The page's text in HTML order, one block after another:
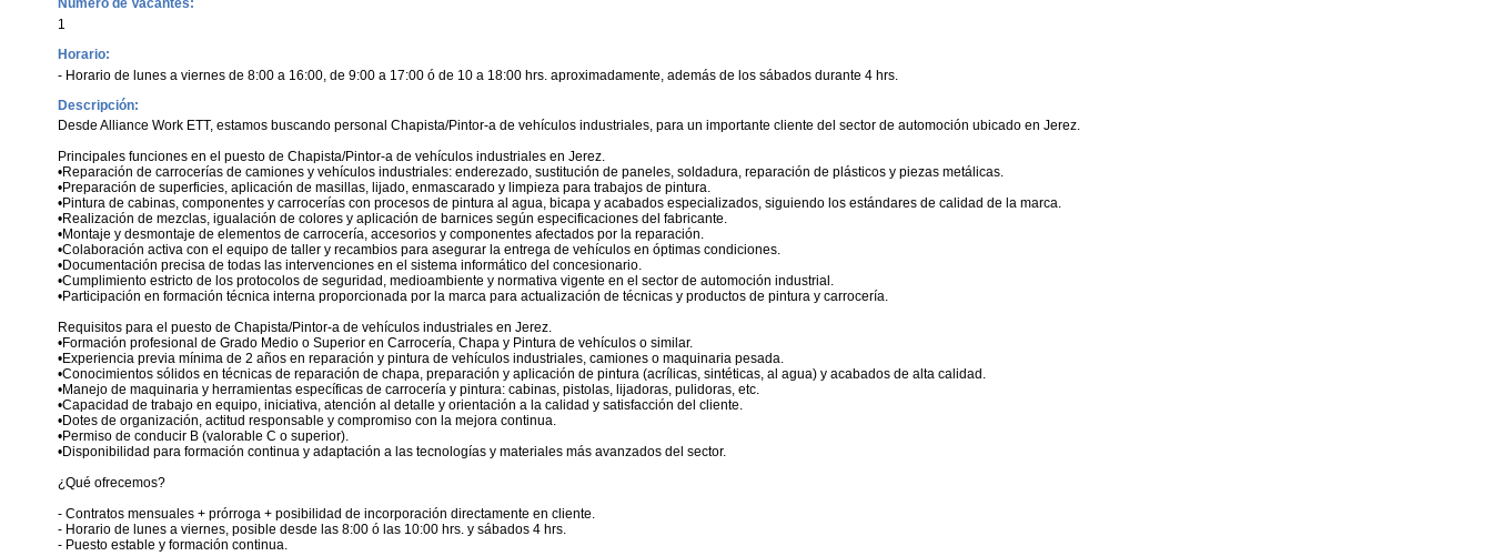
Número de Vacantes:
1
Horario:
- Horario de lunes a viernes de 8:00 a 16:00, de 9:00 a 17:00 ó de 10 a 18:00 hrs. aproximadamente, además de los sábados durante 4 hrs.
Descripción:
Desde Alliance Work ETT, estamos buscando personal Chapista/Pintor-a de vehículos industriales, para un importante cliente del sector de automoción ubicado en Jerez.
Principales funciones en el puesto de Chapista/Pintor-a de vehículos industriales en Jerez.
•Reparación de carrocerías de camiones y vehículos industriales: enderezado, sustitución de paneles, soldadura, reparación de plásticos y piezas metálicas.
•Preparación de superficies, aplicación de masillas, lijado, enmascarado y limpieza para trabajos de pintura.
•Pintura de cabinas, componentes y carrocerías con procesos de pintura al agua, bicapa y acabados especializados, siguiendo los estándares de calidad de la marca.
•Realización de mezclas, igualación de colores y aplicación de barnices según especificaciones del fabricante.
•Montaje y desmontaje de elementos de carrocería, accesorios y componentes afectados por la reparación.
•Colaboración activa con el equipo de taller y recambios para asegurar la entrega de vehículos en óptimas condiciones.
•Documentación precisa de todas las intervenciones en el sistema informático del concesionario.
•Cumplimiento estricto de los protocolos de seguridad, medioambiente y normativa vigente en el sector de automoción industrial.
•Participación en formación técnica interna proporcionada por la marca para actualización de técnicas y productos de pintura y carrocería.
Requisitos para el puesto de Chapista/Pintor-a de vehículos industriales en Jerez.
•Formación profesional de Grado Medio o Superior en Carrocería, Chapa y Pintura de vehículos o similar.
•Experiencia previa mínima de 2 años en reparación y pintura de vehículos industriales, camiones o maquinaria pesada.
•Conocimientos sólidos en técnicas de reparación de chapa, preparación y aplicación de pintura (acrílicas, sintéticas, al agua) y acabados de alta calidad.
•Manejo de maquinaria y herramientas específicas de carrocería y pintura: cabinas, pistolas, lijadoras, pulidoras, etc.
•Capacidad de trabajo en equipo, iniciativa, atención al detalle y orientación a la calidad y satisfacción del cliente.
•Dotes de organización, actitud responsable y compromiso con la mejora continua.
•Permiso de conducir B (valorable C o superior).
•Disponibilidad para formación continua y adaptación a las tecnologías y materiales más avanzados del sector.
¿Qué ofrecemos?
- Contratos mensuales + prórroga + posibilidad de incorporación directamente en cliente.
- Horario de lunes a viernes, posible desde las 8:00 ó las 10:00 hrs. y sábados 4 hrs.
- Puesto estable y formación continua.